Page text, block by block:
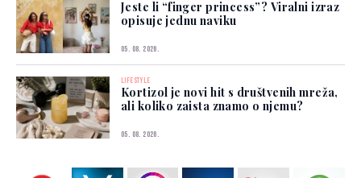
Jeste li “finger princess”? Viralni izraz
opisuje jednu naviku
05. 08. 2026.
LIFESTYLE
Kortizol je novi hit s društvenih mreža,
ali koliko zaista znamo o njemu?
05. 08. 2026.